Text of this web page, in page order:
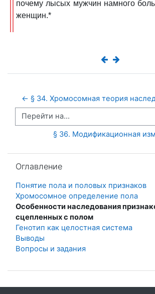
почему лысых мужчин намного
женщин.*
← § 34. Хромосомная теория
Перейти на...
§ 36. Модификационная
Оглавление
Понятие пола и половых признаков
Хромосомное определение пола
Особенности наследования
сцепленных с полом
Генотип как целостная система
Выводы
Вопросы и задания